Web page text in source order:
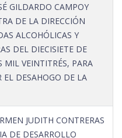
GILDARDO CAMPOY
DE LA DIRECCIÓN
ALCOHÓLICAS Y
DEL DIECISIETE DE
MIL VEINTITRÉS, PARA
EL DESAHOGO DE LA
JUDITH CONTRERAS
DE DESARROLLO